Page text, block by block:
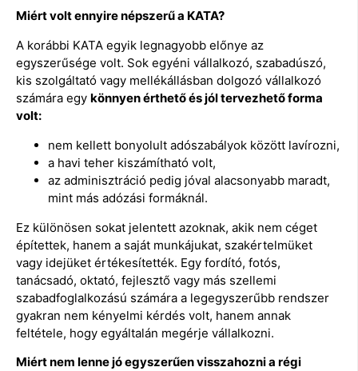
Miért volt ennyire népszerű a KATA?
A korábbi KATA egyik legnagyobb előnye az
egyszerűsége volt. Sok egyéni vállalkozó, szabadúszó,
kis szolgáltató vagy mellékállásban dolgozó vállalkozó
számára egy könnyen érthető és jól tervezhető forma
volt:
nem kellett bonyolult adószabályok között lavírozni,
a havi teher kiszámítható volt,
az adminisztráció pedig jóval alacsonyabb maradt,
mint más adózási formáknál.
Ez különösen sokat jelentett azoknak, akik nem céget
építettek, hanem a saját munkájukat, szakértelmüket
vagy idejüket értékesítették. Egy fordító, fotós,
tanácsadó, oktató, fejlesztő vagy más szellemi
szabadfoglalkozású számára a legegyszerűbb rendszer
gyakran nem kényelmi kérdés volt, hanem annak
feltétele, hogy egyáltalán megérje vállalkozni.
Miért nem lenne jó egyszerűen visszahozni a régi